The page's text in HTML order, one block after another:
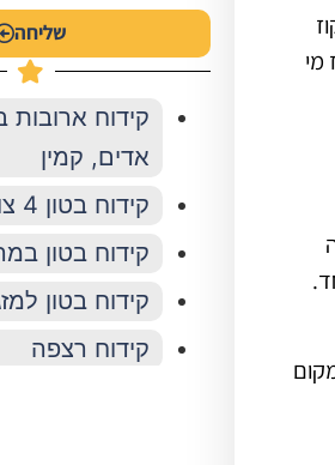
מי
שליחה
קידוח ארובות
אדים, קמין
קידוח בטון 4 צול
קידוח בטון
קידוח בטון
קידוח רצפה